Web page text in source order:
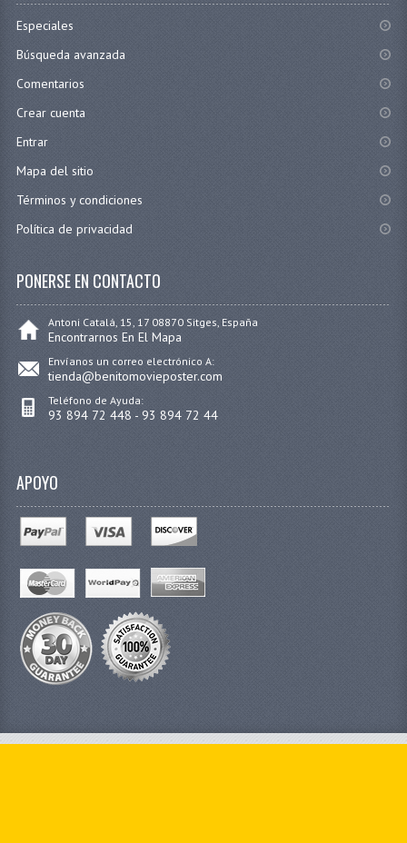
Especiales
Búsqueda avanzada
Comentarios
Crear cuenta
Entrar
Mapa del sitio
Términos y condiciones
Política de privacidad
PONERSE EN CONTACTO
Antoni Catalá, 15, 17 08870 Sitges, España
Encontrarnos En El Mapa
Envíanos un correo electrónico A:
tienda@benitomovieposter.com
Teléfono de Ayuda:
93 894 72 448 - 93 894 72 44
APOYO